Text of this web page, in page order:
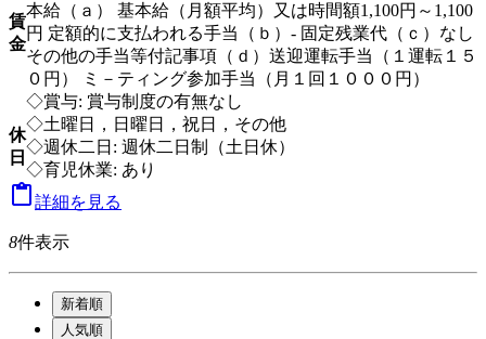
賃
金
本給（ａ） 基本給（月額平均）又は時間額1,100円～1,100
円 定額的に支払われる手当（ｂ）- 固定残業代（ｃ）なし
その他の手当等付記事項（ｄ）送迎運転手当（１運転１５
０円） ミ－ティング参加手当（月１回１０００円）
◇賞与: 賞与制度の有無なし
休
日
◇土曜日，日曜日，祝日，その他
◇週休二日: 週休二日制（土日休）
◇育児休業: あり
詳細を見る
8件表示
新着順
人気順